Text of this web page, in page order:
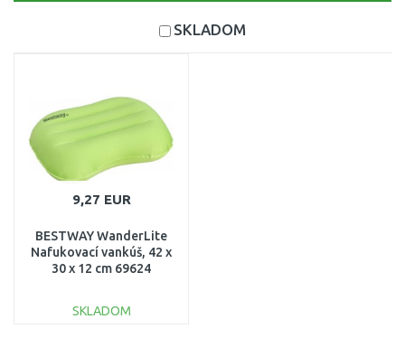
SKLADOM
9,27 EUR
BESTWAY WanderLite
Nafukovací vankúš, 42 x
30 x 12 cm 69624
SKLADOM